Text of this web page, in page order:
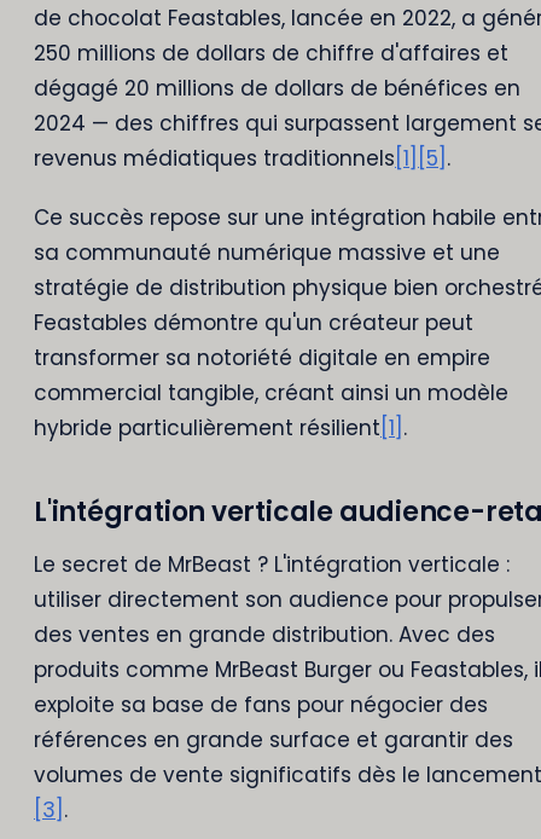
de chocolat Feastables, lancée en 2022, a
250 millions de dollars de chiffre d'affaires et
dégagé 20 millions de dollars de bénéfices en
2024 — des chiffres qui surpassent largement
revenus médiatiques traditionnels [1] [5] .
Ce succès repose sur une intégration habile
sa communauté numérique massive et une
stratégie de distribution physique bien
Feastables démontre qu'un créateur peut
transformer sa notoriété digitale en empire
commercial tangible, créant ainsi un modèle
hybride particulièrement résilient [1] .
L'intégration verticale audience-
Le secret de MrBeast ? L'intégration verticale :
utiliser directement son audience pour
des ventes en grande distribution. Avec des
produits comme MrBeast Burger ou Feastables,
exploite sa base de fans pour négocier des
références en grande surface et garantir des
volumes de vente significatifs dès le lancement
[3] .